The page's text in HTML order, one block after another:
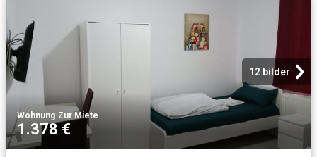
12 bilder
Wohnung·Zur Miete
1.378 €